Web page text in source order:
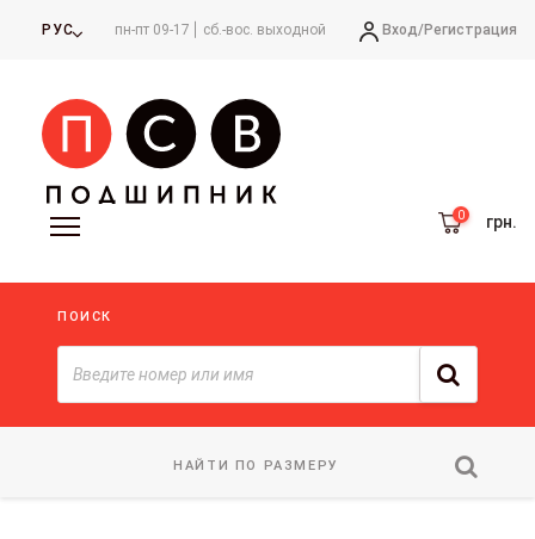
РУС пн-пт 09-17 сб.-вос. выходной Вход/Регистрация
грн.
ПОИСК
НАЙТИ ПО РАЗМЕРУ